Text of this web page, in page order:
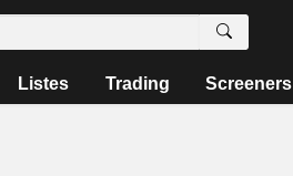
Listes Trading Screeners